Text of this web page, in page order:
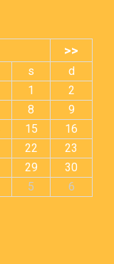
>>
s
d
1
2
8
9
15
16
22
23
29
30
5 6